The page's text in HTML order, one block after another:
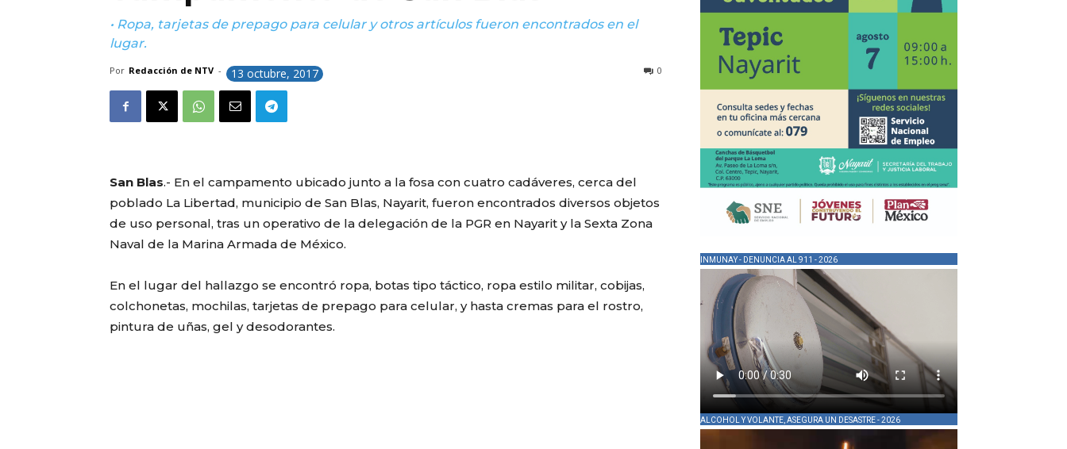
• Ropa, tarjetas de prepago para celular y otros artículos fueron encontrados en el
lugar.
Por Redacción de NTV - 13 octubre, 2017 0
San Blas.- En el campamento ubicado junto a la fosa con cuatro cadáveres, cerca del
poblado La Libertad, municipio de San Blas, Nayarit, fueron encontrados diversos objetos
de uso personal, tras un operativo de la delegación de la PGR en Nayarit y la Sexta Zona
Naval de la Marina Armada de México.
En el lugar del hallazgo se encontró ropa, botas tipo táctico, ropa estilo militar, cobijas,
colchonetas, mochilas, tarjetas de prepago para celular, y hasta cremas para el rostro,
pintura de uñas, gel y desodorantes.
INMUNAY - DENUNCIA AL 911 - 2026
ALCOHOL Y VOLANTE, ASEGURA UN DESASTRE - 2026